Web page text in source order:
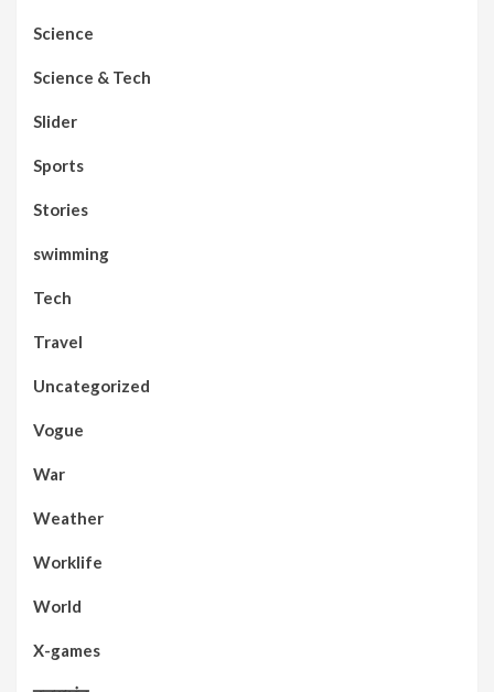
Science
Science & Tech
Slider
Sports
Stories
swimming
Tech
Travel
Uncategorized
Vogue
War
Weather
Worklife
World
X-games